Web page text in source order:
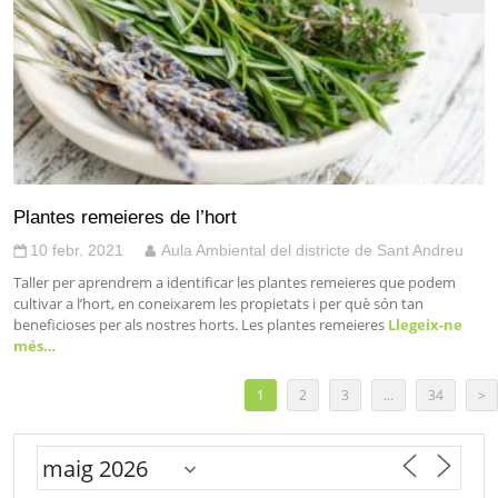
Plantes remeieres de l’hort
10 febr. 2021 Aula Ambiental del districte de Sant Andreu
Taller per aprendrem a identificar les plantes remeieres que podem
cultivar a l’hort, en coneixarem les propietats i per què són tan
beneficioses per als nostres horts. Les plantes remeieres Llegeix-ne
més…
1 2 3 … 34 >